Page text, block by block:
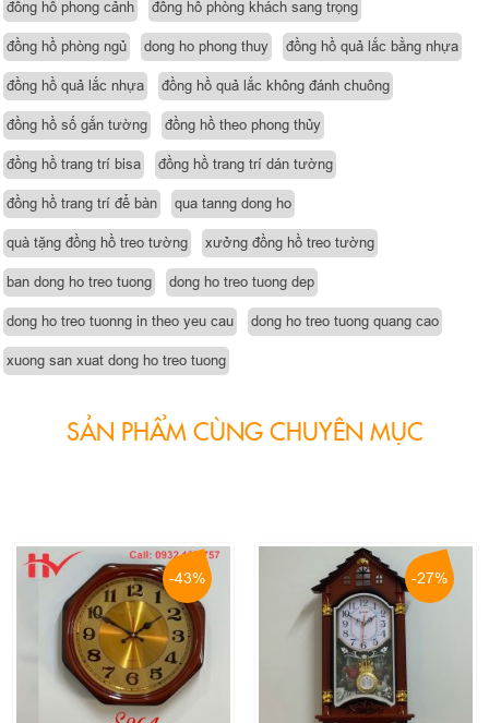
đồng hồ phong cảnh đồng hồ phòng khách sang trọng
đồng hồ phòng ngủ dong ho phong thuy đồng hồ quả lắc bằng nhựa
đồng hồ quả lắc nhựa đồng hồ quả lắc không đánh chuông
đồng hồ số gắn tường đồng hồ theo phong thủy
đồng hồ trang trí bisa đồng hồ trang trí dán tường
đồng hồ trang trí để bàn qua tanng dong ho
quà tặng đồng hồ treo tường xưởng đồng hồ treo tường
ban dong ho treo tuong dong ho treo tuong dep
dong ho treo tuonng in theo yeu cau dong ho treo tuong quang cao
xuong san xuat dong ho treo tuong
SẢN PHẨM CÙNG CHUYÊN MỤC
-43% -27%